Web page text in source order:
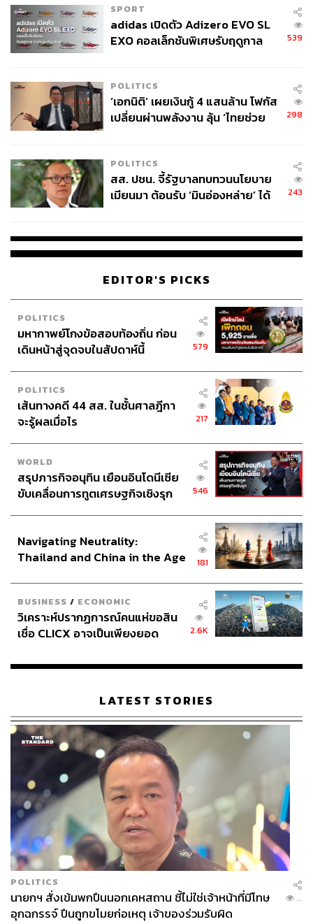
SPORT
adidas เปิดตัว Adizero EVO SL
EXO คอลเล็กชันพิเศษรับฤดูกาล
539
POLITICS
‘เอกนิติ’ เผยเงินกู้ 4 แสนล้าน โฟกัส
เปลี่ยนผ่านพลังงาน ลุ้น ‘ไทยช่วย
298
POLITICS
สส. ปชน. จี้รัฐบาลทบทวนนโยบาย
เมียนมา ต้อนรับ ‘มินอ่องหล่าย’ ได้
243
EDITOR'S PICKS
POLITICS
มหากาพย์โกงข้อสอบท้องถิ่น ก่อน
เดินหน้าสู่จุดจบในสัปดาห์นี้
579
POLITICS
เส้นทางคดี 44 สส. ในชั้นศาลฎีกา
จะรู้ผลเมื่อไร
217
WORLD
สรุปภารกิจอนุทิน เยือนอินโดนีเซีย
ขับเคลื่อนการทูตเศรษฐกิจเชิงรุก
546
Navigating Neutrality:
Thailand and China in the Age
181
BUSINESS / ECONOMIC
วิเคราะห์ปรากฏการณ์คนแห่ขอสิน
เชื่อ CLICX อาจเป็นเพียงยอด
เรือนไทยที่ถูกซุกไว้
2.6K
LATEST STORIES
POLITICS
นายกฯ สั่งเข้มพกปืนนอกเคหสถาน ชี้ไม่ใช่เจ้าหน้าที่มีโทษ
อุกฉกรรจ์ ปืนถูกขโมยก่อเหตุ เจ้าของร่วมรับผิด
...